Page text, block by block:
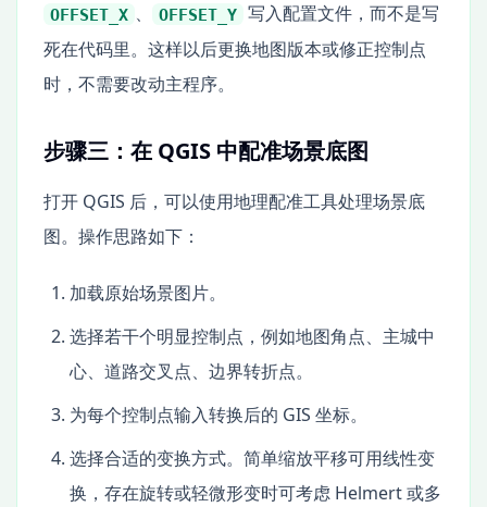
OFFSET_X 、 OFFSET_Y 写入配置文件，而不是写
死在代码里。这样以后更换地图版本或修正控制点
时，不需要改动主程序。
步骤三：在 QGIS 中配准场景底图
打开 QGIS 后，可以使用地理配准工具处理场景底
图。操作思路如下：
加载原始场景图片。
选择若干个明显控制点，例如地图角点、主城中
心、道路交叉点、边界转折点。
为每个控制点输入转换后的 GIS 坐标。
选择合适的变换方式。简单缩放平移可用线性变
换，存在旋转或轻微形变时可考虑 Helmert 或多